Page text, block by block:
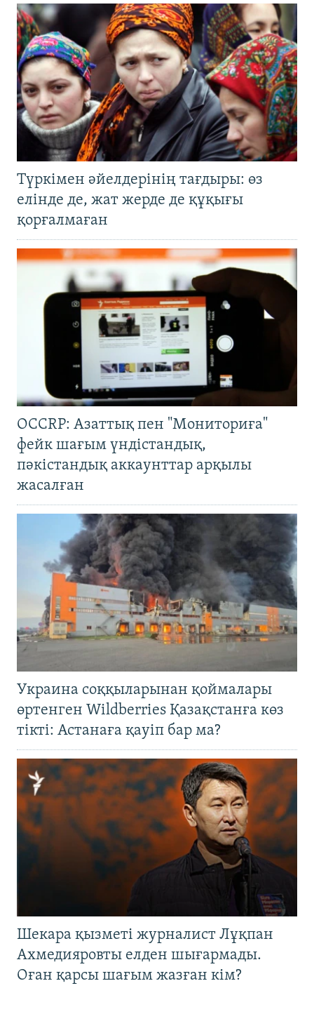
Түркімен әйелдерінің тағдыры: өз
елінде де, жат жерде де құқығы
қорғалмаған
OCCRP: Азаттық пен "Мониториға"
фейк шағым үндістандық,
пәкістандық аккаунттар арқылы
жасалған
Украина соққыларынан қоймалары
өртенген Wildberries Қазақстанға көз
тікті: Астанаға қауіп бар ма?
Шекара қызметі журналист Лұқпан
Ахмедияровты елден шығармады.
Оған қарсы шағым жазған кім?